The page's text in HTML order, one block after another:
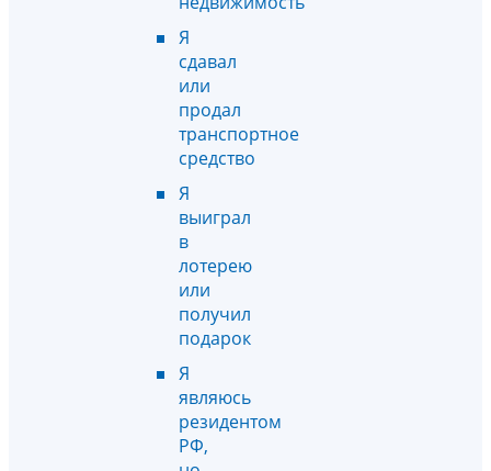
Я
сдавал
или
продал
транспортное
средство
Я
выиграл
в
лотерею
или
получил
подарок
Я
являюсь
резидентом
РФ,